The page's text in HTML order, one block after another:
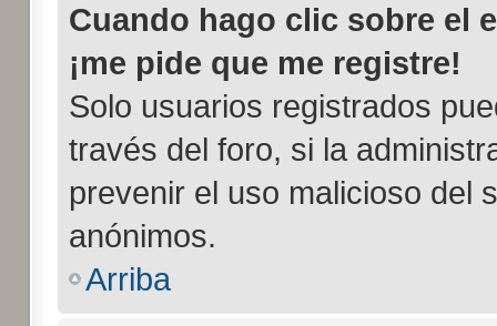
Cuando hago clic sobre el
¡me pide que me registre!
Solo usuarios registrados
través del foro, si la
prevenir el uso malicioso del
anónimos.
Arriba